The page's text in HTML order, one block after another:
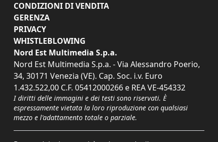
CONDIZIONI DI VENDITA
GERENZA
PRIVACY
WHISTLEBLOWING
Nord Est Multimedia S.p.a.
Nord Est Multimedia S.p.a. - Via Alessandro Poerio,
34, 30171 Venezia (VE). Cap. Soc. i.v. Euro
1.432.522,00 C.F. 05412000266 e REA VE-454332
I diritti delle immagini e dei testi sono riservati. È
espressamente vietata la loro riproduzione con qualsiasi
mezzo e l'adattamento totale o parziale.